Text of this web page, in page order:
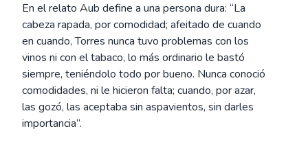
En el relato Aub define a una persona dura: “La
cabeza rapada, por comodidad; afeitado de cuando
en cuando, Torres nunca tuvo problemas con los
vinos ni con el tabaco, lo más ordinario le bastó
siempre, teniéndolo todo por bueno. Nunca conoció
comodidades, ni le hicieron falta; cuando, por azar,
las gozó, las aceptaba sin aspavientos, sin darles
importancia”.